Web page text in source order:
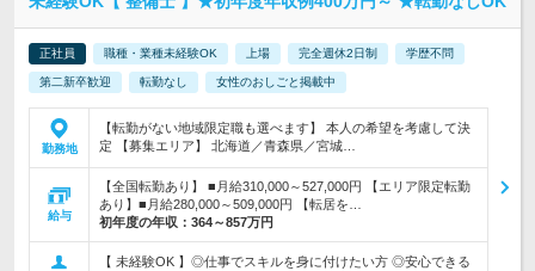
正社員 職種・業種未経験OK 上場 完全週休2日制 学歴不問
第二新卒歓迎 転勤なし 女性のおしごと掲載中
勤務地
【転勤がない地域限定職も選べます】 本人の希望を考慮して決
定 【募集エリア】 北海道／青森県／宮城…
給与
【全国転勤あり】 ■月給310,000～527,000円 【エリア限定転勤
あり】■月給280,000～509,000円 【転居を…
初年度の年収： 364～857万円
【 未経験OK 】◎仕事でスキルを身に付けたい方 ◎安心できる